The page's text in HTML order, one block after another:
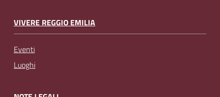
VIVERE REGGIO EMILIA
Eventi
Luoghi